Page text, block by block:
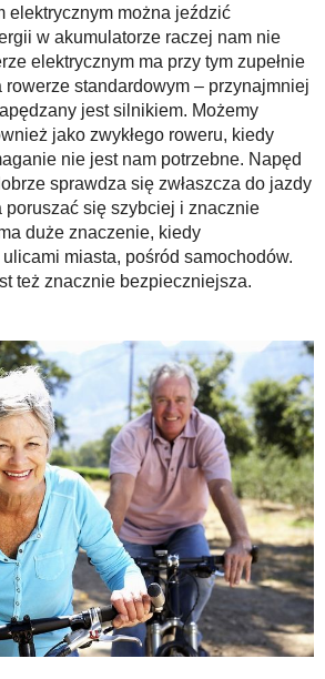
elektrycznym można jeździć
w akumulatorze raczej nam nie
elektrycznym ma przy tym zupełnie
rowerze standardowym – przynajmniej
jest silnikiem. Możemy
jako zwykłego roweru, kiedy
nie jest nam potrzebne. Napęd
sprawdza się zwłaszcza do jazdy
poruszać się szybciej i znacznie
duże znaczenie, kiedy
miasta, pośród samochodów.
też znacznie bezpieczniejsza.